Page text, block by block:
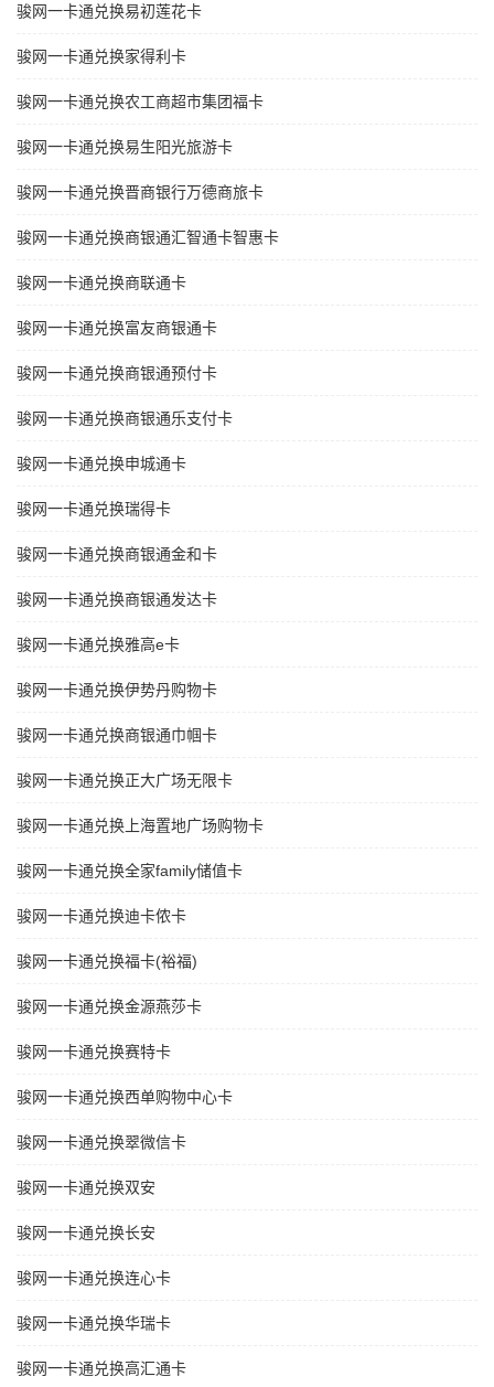
骏网一卡通兑换易初莲花卡
骏网一卡通兑换家得利卡
骏网一卡通兑换农工商超市集团福卡
骏网一卡通兑换易生阳光旅游卡
骏网一卡通兑换晋商银行万德商旅卡
骏网一卡通兑换商银通汇智通卡智惠卡
骏网一卡通兑换商联通卡
骏网一卡通兑换富友商银通卡
骏网一卡通兑换商银通预付卡
骏网一卡通兑换商银通乐支付卡
骏网一卡通兑换申城通卡
骏网一卡通兑换瑞得卡
骏网一卡通兑换商银通金和卡
骏网一卡通兑换商银通发达卡
骏网一卡通兑换雅高e卡
骏网一卡通兑换伊势丹购物卡
骏网一卡通兑换商银通巾帼卡
骏网一卡通兑换正大广场无限卡
骏网一卡通兑换上海置地广场购物卡
骏网一卡通兑换全家family储值卡
骏网一卡通兑换迪卡侬卡
骏网一卡通兑换福卡(裕福)
骏网一卡通兑换金源燕莎卡
骏网一卡通兑换赛特卡
骏网一卡通兑换西单购物中心卡
骏网一卡通兑换翠微信卡
骏网一卡通兑换双安
骏网一卡通兑换长安
骏网一卡通兑换连心卡
骏网一卡通兑换华瑞卡
骏网一卡通兑换高汇通卡